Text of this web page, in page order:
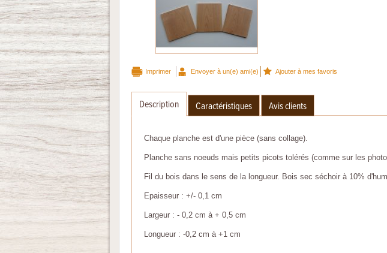
Imprimer Envoyer à un(e) ami(e) Ajouter à mes favoris
Description Caractéristiques Avis clients
Chaque planche est d'une pièce (sans collage).
Planche sans noeuds mais petits picots tolérés (comme sur les
Fil du bois dans le sens de la longueur. Bois sec séchoir à 10%
Epaisseur : +/- 0,1 cm
Largeur : - 0,2 cm à + 0,5 cm
Longueur : -0,2 cm à +1 cm